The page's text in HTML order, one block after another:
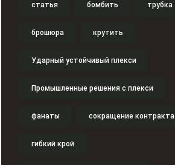
статья бомбить трубка
брошюра крутить
Ударный устойчивый плекси
Промышленные решения с плекси
фанаты сокращение контракта
гибкий крой